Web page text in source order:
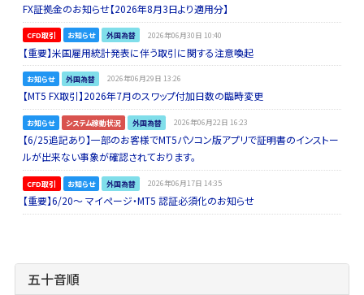
FX証拠金のお知らせ【2026年8月3日より適用分】
CFD取引 お知らせ 外国為替 2026年06月30日 10:40
【重要】米国雇用統計発表に伴う取引に関する注意喚起
お知らせ 外国為替 2026年06月29日 13:26
【MT5 FX取引】2026年7月のスワップ付加日数の臨時変更
お知らせ システム稼動状況 外国為替 2026年06月22日 16:23
【6/25追記あり】一部のお客様でMT5パソコン版アプリで証明書のインストー
ルが出来ない事象が確認されております。
CFD取引 お知らせ 外国為替 2026年06月17日 14:35
【重要】6/20～ マイページ・MT5 認証必須化のお知らせ
五十音順